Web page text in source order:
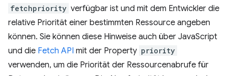
fetchpriority verfügbar ist und mit dem Entwickler die
relative Priorität einer bestimmten Ressource angeben
können. Sie können diese Hinweise auch über JavaScript
und die Fetch API mit der Property priority
verwenden, um die Priorität der Ressourcenabrufe für